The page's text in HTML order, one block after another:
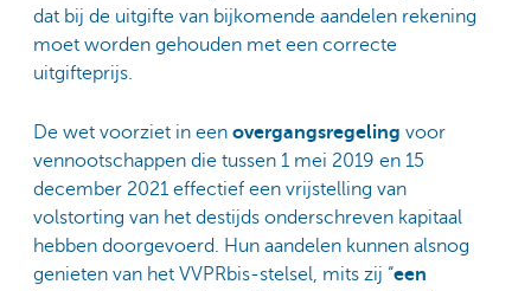
dat bij de uitgifte van bijkomende aandelen rekening
moet worden gehouden met een correcte
uitgifteprijs.
De wet voorziet in een overgangsregeling voor
vennootschappen die tussen 1 mei 2019 en 15
december 2021 effectief een vrijstelling van
volstorting van het destijds onderschreven kapitaal
hebben doorgevoerd. Hun aandelen kunnen alsnog
genieten van het VVPRbis-stelsel, mits zij “een